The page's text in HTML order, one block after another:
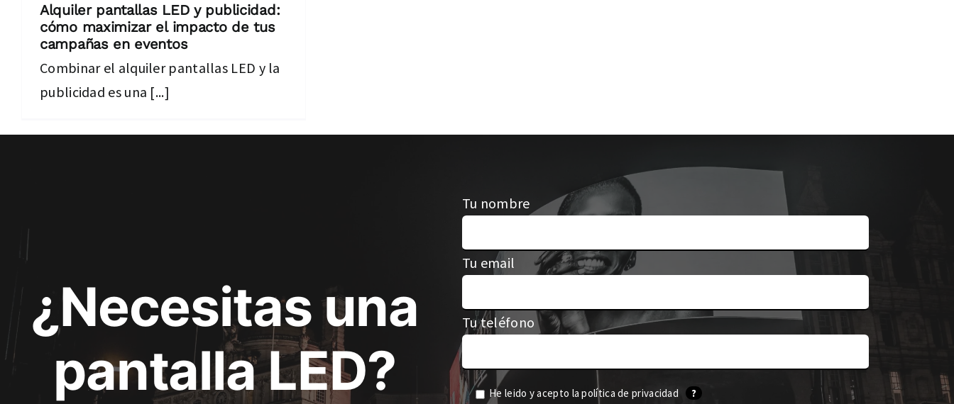
Alquiler pantallas LED y publicidad:
cómo maximizar el impacto de tus
campañas en eventos
Combinar el alquiler pantallas LED y la
publicidad es una [...]
¿Necesitas una
pantalla LED?
Tu nombre
Tu email
Tu teléfono
He leido y acepto lapolítica de privacidad ?